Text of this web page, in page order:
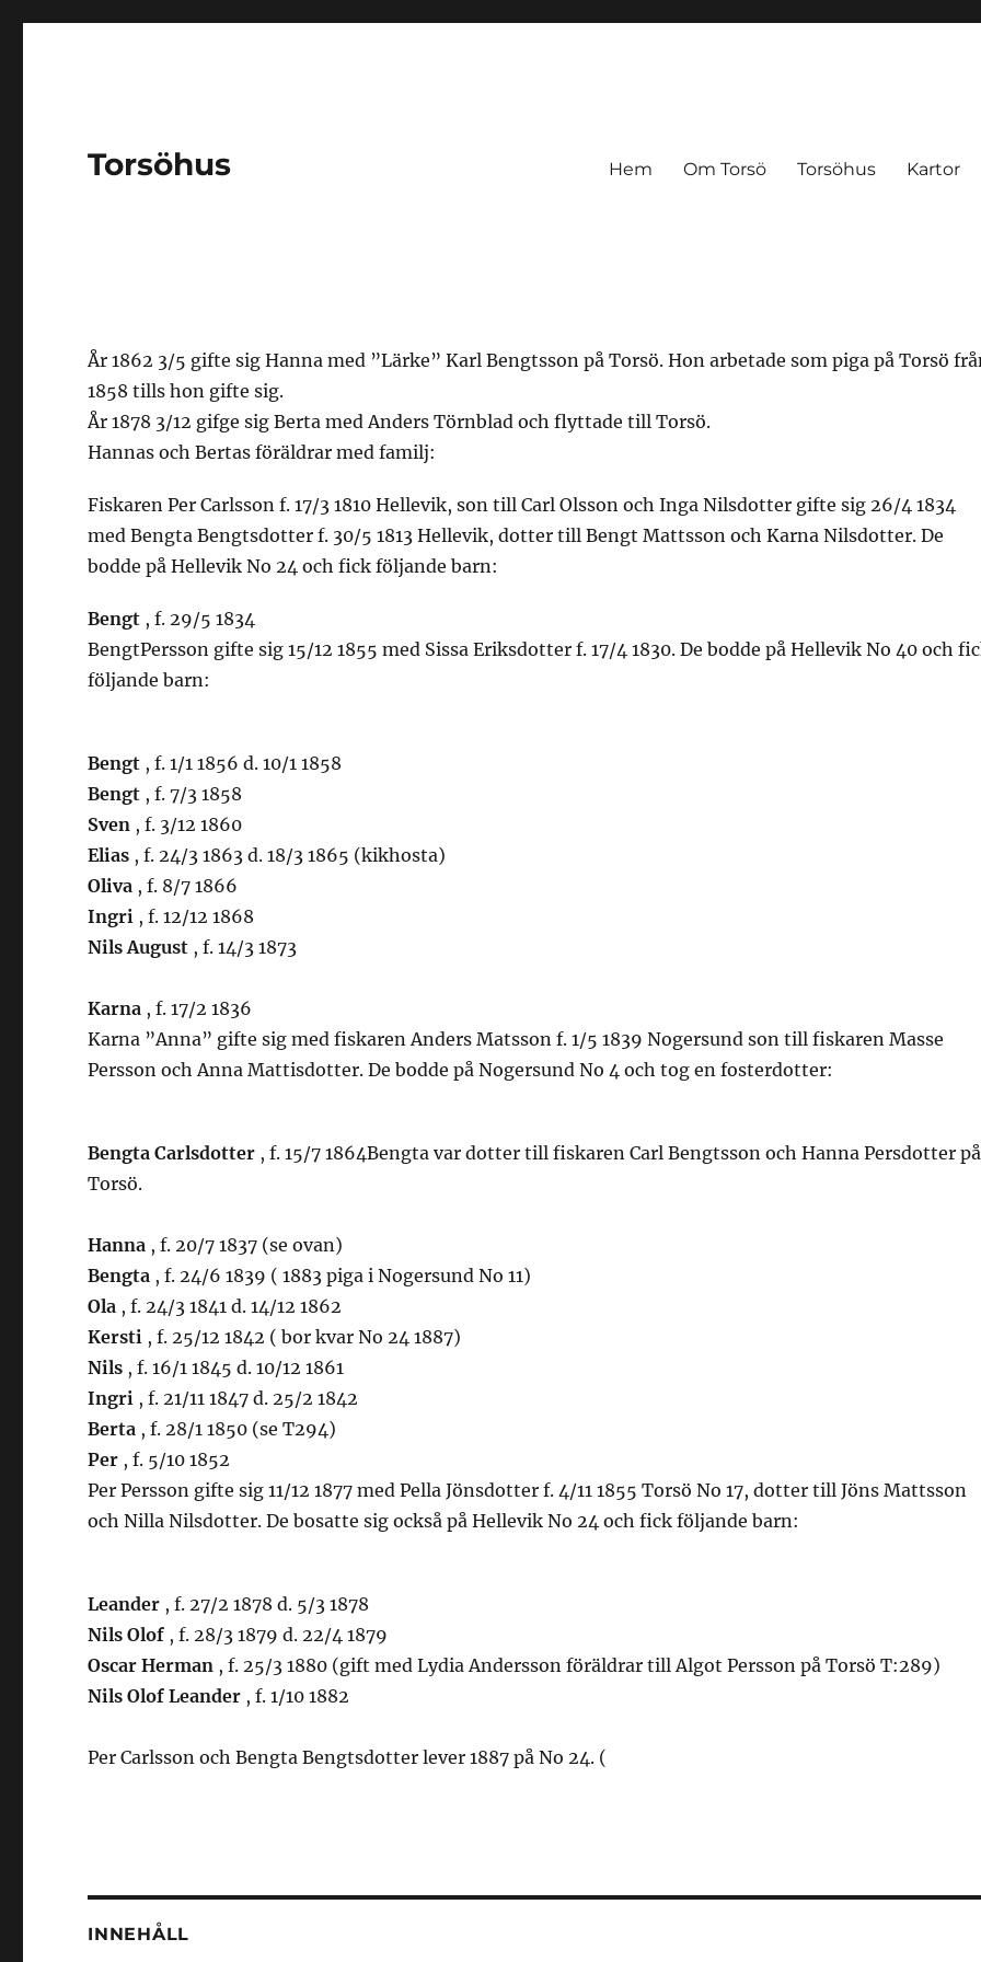
Torsöhus Hem Om Torsö Torsöhus Kartor
År 1862 3/5 gifte sig Hanna med ”Lärke” Karl Bengtsson på Torsö. Hon arbetade som piga på Torsö
1858 tills hon gifte sig.
År 1878 3/12 gifge sig Berta med Anders Törnblad och flyttade till Torsö.
Hannas och Bertas föräldrar med familj:
Fiskaren Per Carlsson f. 17/3 1810 Hellevik, son till Carl Olsson och Inga Nilsdotter gifte sig 26/4 1834
med Bengta Bengtsdotter f. 30/5 1813 Hellevik, dotter till Bengt Mattsson och Karna Nilsdotter. De
bodde på Hellevik No 24 och fick följande barn:
Bengt , f. 29/5 1834
BengtPersson gifte sig 15/12 1855 med Sissa Eriksdotter f. 17/4 1830. De bodde på Hellevik No 40 och
följande barn:
Bengt , f. 1/1 1856 d. 10/1 1858
Bengt , f. 7/3 1858
Sven , f. 3/12 1860
Elias , f. 24/3 1863 d. 18/3 1865 (kikhosta)
Oliva , f. 8/7 1866
Ingri , f. 12/12 1868
Nils August , f. 14/3 1873
Karna , f. 17/2 1836
Karna ”Anna” gifte sig med fiskaren Anders Matsson f. 1/5 1839 Nogersund son till fiskaren Masse
Persson och Anna Mattisdotter. De bodde på Nogersund No 4 och tog en fosterdotter:
Bengta Carlsdotter , f. 15/7 1864Bengta var dotter till fiskaren Carl Bengtsson och Hanna Persdotter på
Torsö.
Hanna , f. 20/7 1837 (se ovan)
Bengta , f. 24/6 1839 ( 1883 piga i Nogersund No 11)
Ola , f. 24/3 1841 d. 14/12 1862
Kersti , f. 25/12 1842 ( bor kvar No 24 1887)
Nils , f. 16/1 1845 d. 10/12 1861
Ingri , f. 21/11 1847 d. 25/2 1842
Berta , f. 28/1 1850 (se T294)
Per , f. 5/10 1852
Per Persson gifte sig 11/12 1877 med Pella Jönsdotter f. 4/11 1855 Torsö No 17, dotter till Jöns Mattsson
och Nilla Nilsdotter. De bosatte sig också på Hellevik No 24 och fick följande barn:
Leander , f. 27/2 1878 d. 5/3 1878
Nils Olof , f. 28/3 1879 d. 22/4 1879
Oscar Herman , f. 25/3 1880 (gift med Lydia Andersson föräldrar till Algot Persson på Torsö T:289)
Nils Olof Leander , f. 1/10 1882
Per Carlsson och Bengta Bengtsdotter lever 1887 på No 24. (
INNEHÅLL